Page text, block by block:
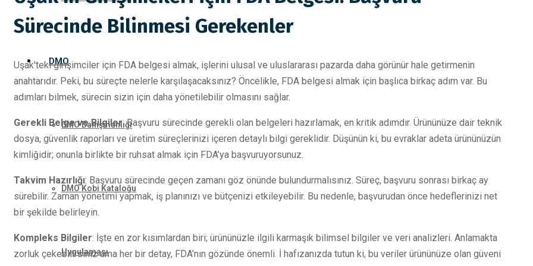
DMO
DMO Danışmanlığı
DMO Kobi Kataloğu
Uygulaması
Sürecinde Bilinmesi Gerekenler
Uşak'teki girişimciler için FDA belgesi almak, işlerini ulusal ve uluslararası pazarda daha görünür hale getirmenin
anahtarıdır. Peki, bu süreçte nelerle karşılaşacaksınız? Öncelikle, FDA belgesi almak için başlıca birkaç adım var. Bu
adımları bilmek, sürecin sizin için daha yönetilebilir olmasını sağlar.
Gerekli Belge ve Bilgiler: Başvuru sürecinde gerekli olan belgeleri hazırlamak, en kritik adımdır. Ürününüze dair teknik
dosya, güvenlik raporları ve üretim süreçlerinizi içeren detaylı bilgi gereklidir. Düşünün ki, bu evraklar adeta ürününüzün
kimliğidir; onunla birlikte bir ruhsat almak için FDA’ya başvuruyorsunuz.
Takvim Hazırlığı: Başvuru sürecinde geçen zamanı göz önünde bulundurmalısınız. Süreç, başvuru sonrası birkaç ay
sürebilir. Zaman yönetimi yapmak, iş planınızı ve bütçenizi etkileyebilir. Bu nedenle, başvurudan önce hedeflerinizi net
bir şekilde belirleyin.
Kompleks Bilgiler: İşte en zor kısımlardan biri; ürününüzle ilgili karmaşık bilimsel bilgiler ve veri analizleri. Anlamakta
zorluk çekebilirsiniz ama her bir detay, FDA’nın gözünde önemli. İ hafızanızda tutun ki, bu veriler ürününüze olan güveni